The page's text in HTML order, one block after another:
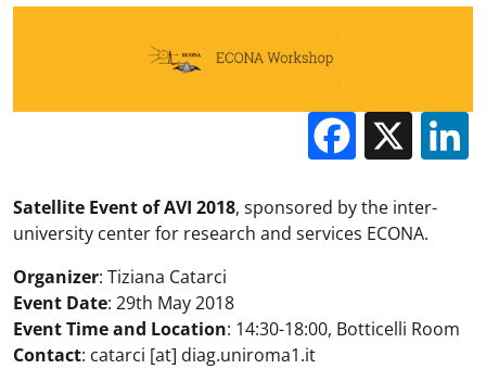
X
Satellite Event of AVI 2018, sponsored by the inter-
university center for research and services ECONA.
Organizer: Tiziana Catarci
Event Date: 29th May 2018
Event Time and Location: 14:30-18:00, Botticelli Room
Contact: catarci [at] diag.uniroma1.it